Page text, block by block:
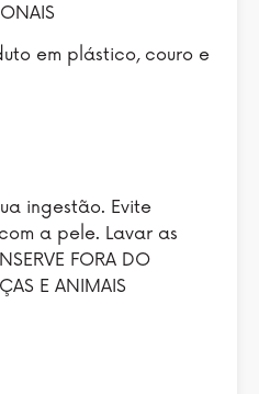
em plástico, couro e
ingestão. Evite
a pele. Lavar as
FORA DO
E ANIMAIS